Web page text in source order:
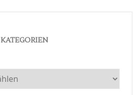
KATEGORIEN